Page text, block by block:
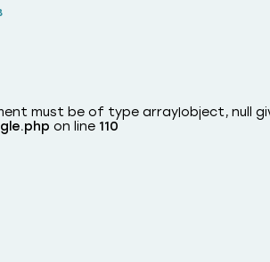
must be of type array|object, null
on line 110